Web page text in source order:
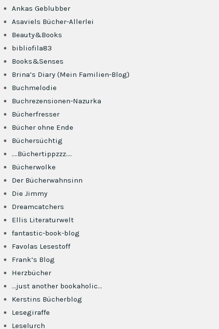
Ankas Geblubber
Asaviels Bücher-Allerlei
Beauty&Books
bibliofila83
Books&Senses
Brina’s Diary (Mein Familien-Blog)
Buchmelodie
Buchrezensionen-Nazurka
Bücherfresser
Bücher ohne Ende
Büchersüchtig
….Büchertippzzz….
Bücherwolke
Der Bücherwahnsinn
Die Jimmy
Dreamcatchers
Ellis Literaturwelt
fantastic-book-blog
Favolas Lesestoff
Frank’s Blog
Herzbücher
…just another bookaholic…
Kerstins Bücherblog
Lesegiraffe
Leselurch